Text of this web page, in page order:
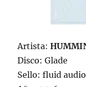
Artista:
Disco: Glade
Sello: fluid audio